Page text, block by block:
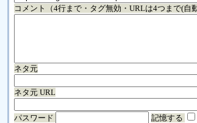
コメント（4行まで・タグ無効・URLは4つまで(自
ネタ元
ネタ元 URL
パスワード 記憶する